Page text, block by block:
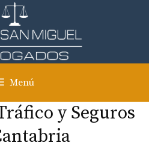
Menú
y Seguros